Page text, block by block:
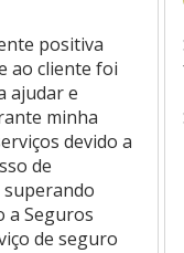
positiva
ao cliente foi
ajudar e
minha
devido a
de
a Seguros
de seguro